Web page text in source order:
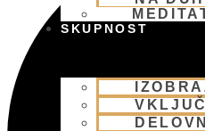
SKUPNOST